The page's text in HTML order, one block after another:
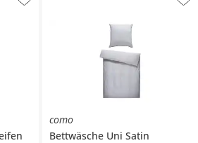
como
Bettwäsche Uni Satin